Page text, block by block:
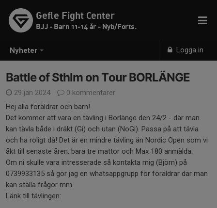
Nyheter Logga in
Gefle Fight Center
BJJ - Barn 11-14 år - Nyb/Forts.
Battle of Sthlm on Tour BORLÄNGE
29 jan 2024
0 kommentarer
Hej alla föräldrar och barn!
Det kommer att vara en tävling i Borlänge den 24/2 - där man
kan tävla både i dräkt (Gi) och utan (NoGi). Passa på att tävla
och ha roligt då! Det är en mindre tävling än Nordic Open som vi
åkt till senaste åren, bara tre mattor och Max 180 anmälda.
Om ni skulle vara intresserade så kontakta mig (Björn) på
0739933135 så gör jag en whatsappgrupp för föräldrar där man
kan ställa frågor mm.
Länk till tävlingen: